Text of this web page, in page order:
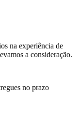
na experiência de
a consideração.
no prazo